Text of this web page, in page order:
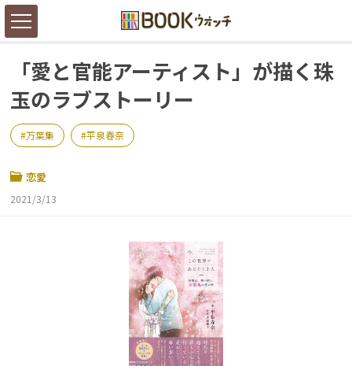
「愛と官能アーティスト」が描く珠
玉のラブストーリー
万葉集 平泉春奈
恋愛
2021/3/13